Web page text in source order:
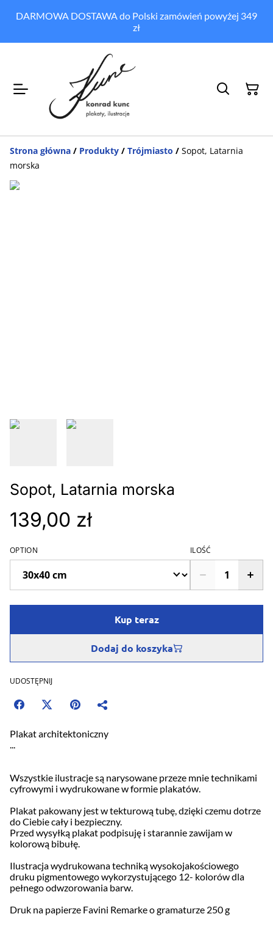
DARMOWA DOSTAWA do Polski zamówień powyżej 349
zł
Strona główna / Produkty / Trójmiasto / Sopot, Latarnia
morska
Sopot, Latarnia morska
139,00 zł
OPTION ILOŚĆ
Kup teraz
Dodaj do koszyka
UDOSTĘPNIJ
Plakat architektoniczny
...
Wszystkie ilustracje są narysowane przeze mnie technikami
cyfrowymi i wydrukowane w formie plakatów.
Plakat pakowany jest w tekturową tubę, dzięki czemu dotrze
do Ciebie cały i bezpieczny.
Przed wysyłką plakat podpisuję i starannie zawijam w
kolorową bibułę.
Ilustracja wydrukowana techniką wysokojakościowego
druku pigmentowego wykorzystującego 12- kolorów dla
pełnego odwzorowania barw.
Druk na papierze Favini Remarke o gramaturze 250 g